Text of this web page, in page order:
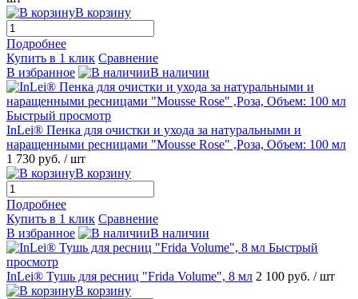
В корзину
Подробнее
Купить в 1 клик Сравнение
В избранное
В наличии
Быстрый просмотр
InLei® Пенка для очистки и ухода за натуральными и
наращенными ресницами "Mousse Rose" ,Роза, Объем: 100 мл
1 730 руб. / шт
В корзину
Подробнее
Купить в 1 клик Сравнение
В избранное
В наличии
Быстрый
просмотр
InLei® Тушь для ресниц "Frida Volume", 8 мл 2 100 руб. / шт
В корзину